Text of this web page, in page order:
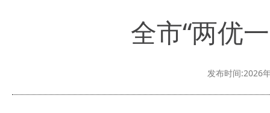
全市“两优
发布时间:2026